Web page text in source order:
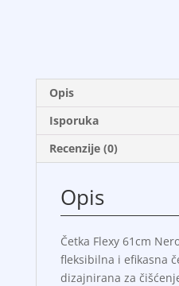
Opis
Isporuka
Recenzije (0)
Opis
Četka Flexy 61cm
fleksibilna i efikasna
dizajnirana za